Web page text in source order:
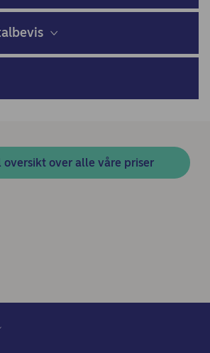
over alle våre priser